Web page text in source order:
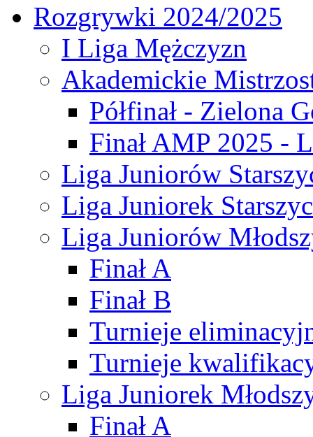
Rozgrywki 2024/2025
I Liga Mężczyzn
Akademickie
Półfinał - Zielona
Finał AMP 2025 -
Liga Juniorów
Liga Juniorek
Liga Juniorów
Finał A
Finał B
Turnieje
Turnieje
Liga Juniorek
Finał A